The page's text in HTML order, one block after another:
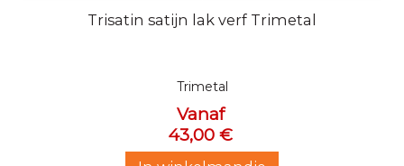
Trisatin satijn lak verf Trimetal
Trimetal
Vanaf
43,00 €